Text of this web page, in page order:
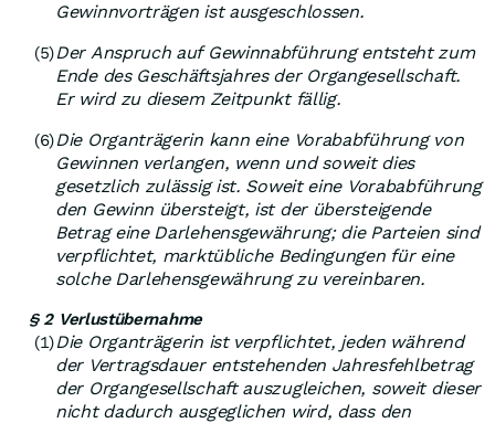
Gewinnvorträgen ist ausgeschlossen.
(5)Der Anspruch auf Gewinnabführung entsteht zum
Ende des Geschäftsjahres der Organgesellschaft.
Er wird zu diesem Zeitpunkt fällig.
(6)Die Organträgerin kann eine Vorababführung von
Gewinnen verlangen, wenn und soweit dies
gesetzlich zulässig ist. Soweit eine Vorababführung
den Gewinn übersteigt, ist der übersteigende
Betrag eine Darlehensgewährung; die Parteien sind
verpflichtet, marktübliche Bedingungen für eine
solche Darlehensgewährung zu vereinbaren.
§ 2 Verlustübernahme
(1)Die Organträgerin ist verpflichtet, jeden während
der Vertragsdauer entstehenden Jahresfehlbetrag
der Organgesellschaft auszugleichen, soweit dieser
nicht dadurch ausgeglichen wird, dass den